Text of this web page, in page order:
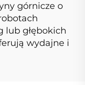
górnicze o
lub głębokich
wydajne i